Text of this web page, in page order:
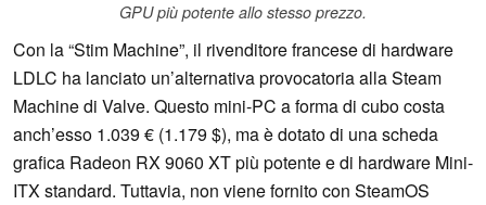
GPU più potente allo stesso prezzo.
Con la “Stim Machine”, il rivenditore francese di hardware
LDLC ha lanciato un’alternativa provocatoria alla Steam
Machine di Valve. Questo mini-PC a forma di cubo costa
anch’esso 1.039 € (1.179 $), ma è dotato di una scheda
grafica Radeon RX 9060 XT più potente e di hardware Mini-
ITX standard. Tuttavia, non viene fornito con SteamOS